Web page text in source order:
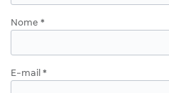
Nome *
E-mail *